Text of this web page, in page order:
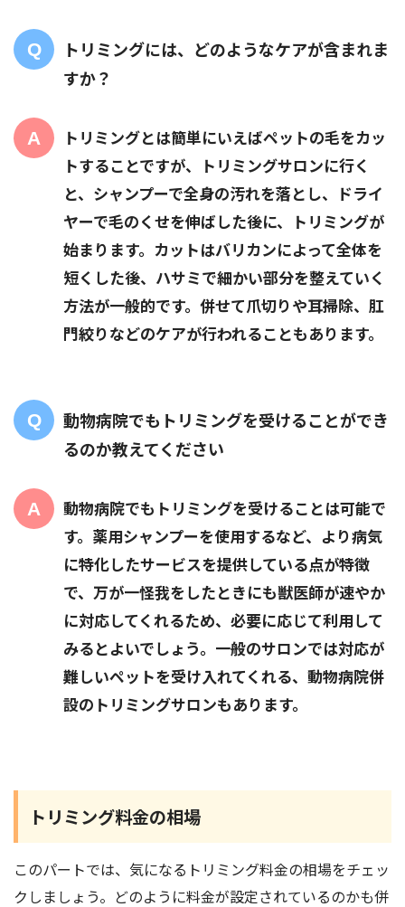
トリミングには、どのようなケアが含まれま
すか？
トリミングとは簡単にいえばペットの毛をカッ
トすることですが、トリミングサロンに行く
と、シャンプーで全身の汚れを落とし、ドライ
ヤーで毛のくせを伸ばした後に、トリミングが
始まります。カットはバリカンによって全体を
短くした後、ハサミで細かい部分を整えていく
方法が一般的です。併せて爪切りや耳掃除、肛
門絞りなどのケアが行われることもあります。
動物病院でもトリミングを受けることができ
るのか教えてください
動物病院でもトリミングを受けることは可能で
す。薬用シャンプーを使用するなど、より病気
に特化したサービスを提供している点が特徴
で、万が一怪我をしたときにも獣医師が速やか
に対応してくれるため、必要に応じて利用して
みるとよいでしょう。一般のサロンでは対応が
難しいペットを受け入れてくれる、動物病院併
設のトリミングサロンもあります。
トリミング料金の相場
このパートでは、気になるトリミング料金の相場をチェッ
クしましょう。どのように料金が設定されているのかも併